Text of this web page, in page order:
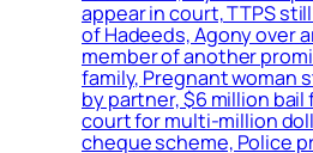
appear in court, TTPS
of Hadeeds, Agony over
member of another
family, Pregnant woman
by partner, $6 million bail
court for multi-million
cheque scheme, Police